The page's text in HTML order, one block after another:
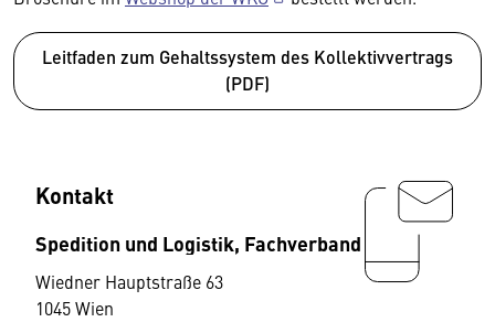
Leitfaden zum Gehaltssystem des Kollektivvertrags
(PDF)
Kontakt
Spedition und Logistik, Fachverband
Wiedner Hauptstraße 63
1045 Wien